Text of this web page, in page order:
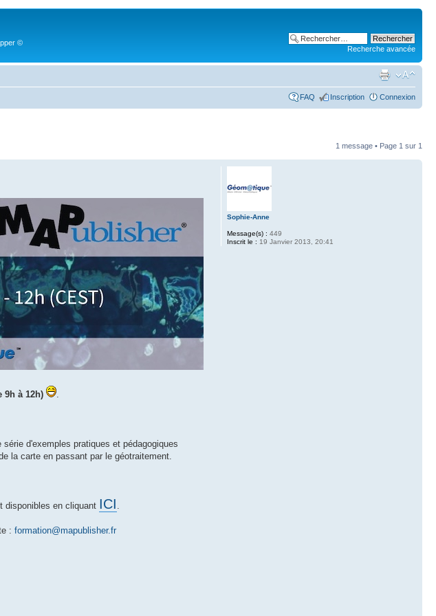
©
Recherche avancée
FAQ Inscription Connexion
1 message • Page 1 sur 1
9h à 12h)
d'exemples pratiques et pédagogiques
la carte en passant par le géotraitement.
disponibles en cliquant ICI
: formation@mapublisher.fr
Sophie-Anne
Message(s) : 449
Inscrit le : 19 Janvier 2013, 20:41